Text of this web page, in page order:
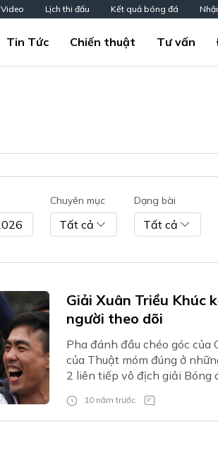
Video Lịch thi đấu Kết quả bóng đá
Tin Tức Chiến thuật Tư vấn
Chuyên mục
Tất cả
Dạng bài
Tất cả
Giải Xuân Triều Khúc
người theo dõi
Pha đánh đầu chéo góc của
của Thuật móm đúng ở
2 liên tiếp vô địch giải Bóng
10 năm trước